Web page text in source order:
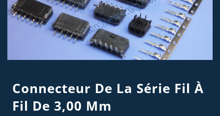
Connecteur De La Série Fil À
Fil De 3,00 Mm